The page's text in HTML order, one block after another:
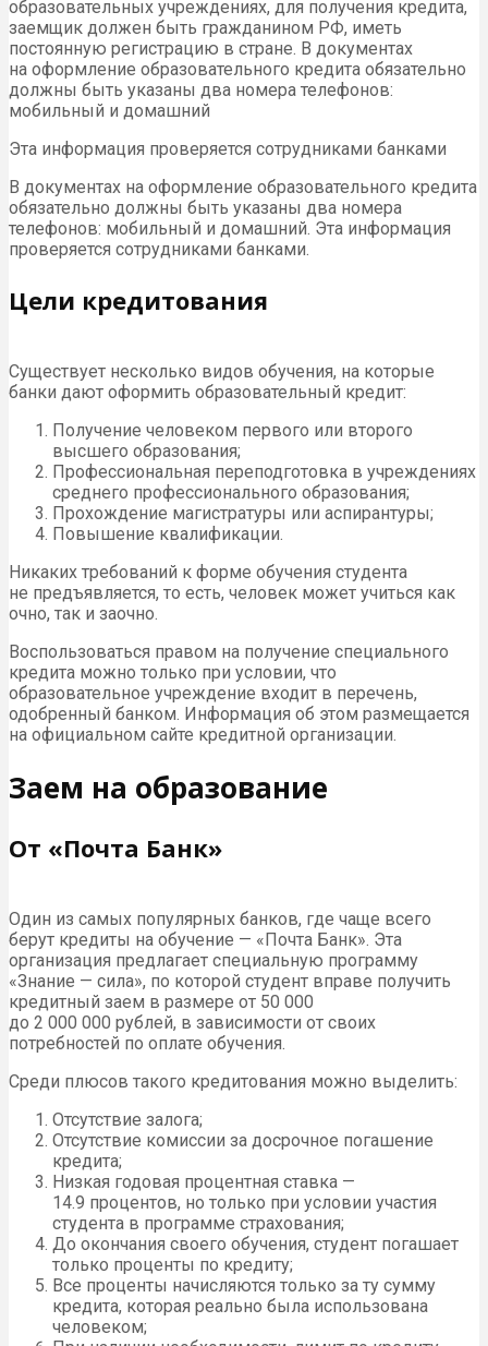
образовательных учреждениях, для получения кредита,
заемщик должен быть гражданином РФ, иметь
постоянную регистрацию в стране. В документах
на оформление образовательного кредита обязательно
должны быть указаны два номера телефонов:
мобильный и домашний
Эта информация проверяется сотрудниками банками
В документах на оформление образовательного кредита
обязательно должны быть указаны два номера
телефонов: мобильный и домашний. Эта информация
проверяется сотрудниками банками.
Цели кредитования
Существует несколько видов обучения, на которые
банки дают оформить образовательный кредит:
Получение человеком первого или второго
высшего образования;
Профессиональная переподготовка в учреждениях
среднего профессионального образования;
Прохождение магистратуры или аспирантуры;
Повышение квалификации.
Никаких требований к форме обучения студента
не предъявляется, то есть, человек может учиться как
очно, так и заочно.
Воспользоваться правом на получение специального
кредита можно только при условии, что
образовательное учреждение входит в перечень,
одобренный банком. Информация об этом размещается
на официальном сайте кредитной организации.
Заем на образование
От «Почта Банк»
Один из самых популярных банков, где чаще всего
берут кредиты на обучение — «Почта Банк». Эта
организация предлагает специальную программу
«Знание — сила», по которой студент вправе получить
кредитный заем в размере от 50 000
до 2 000 000 рублей, в зависимости от своих
потребностей по оплате обучения.
Среди плюсов такого кредитования можно выделить:
Отсутствие залога;
Отсутствие комиссии за досрочное погашение
кредита;
Низкая годовая процентная ставка —
14.9 процентов, но только при условии участия
студента в программе страхования;
До окончания своего обучения, студент погашает
только проценты по кредиту;
Все проценты начисляются только за ту сумму
кредита, которая реально была использована
человеком;